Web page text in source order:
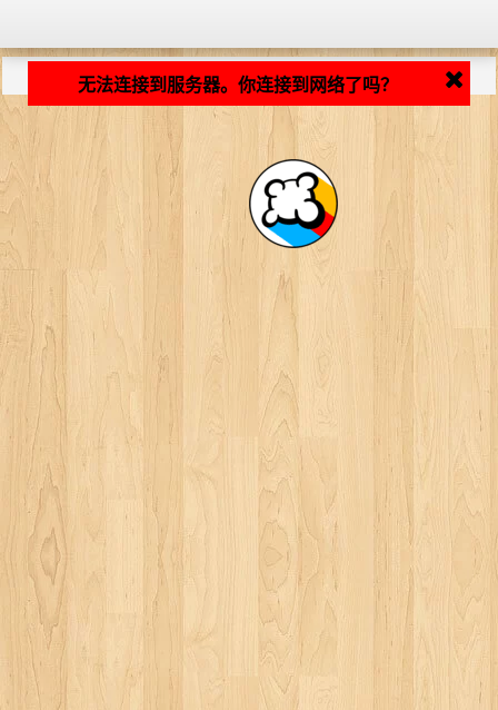
无法连接到服务器。你连接到网络了吗？
加载中... ...